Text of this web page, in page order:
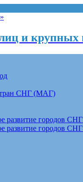
и
СНГ (МАГ)
городов
городов